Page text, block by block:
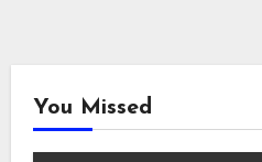
You Missed